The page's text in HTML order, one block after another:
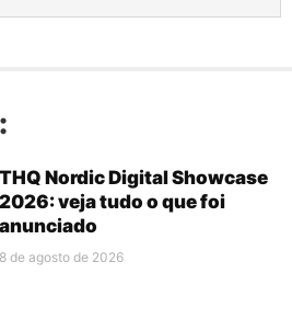
THQ Nordic Digital Showcase
2026: veja tudo o que foi
anunciado
8 de agosto de 2026